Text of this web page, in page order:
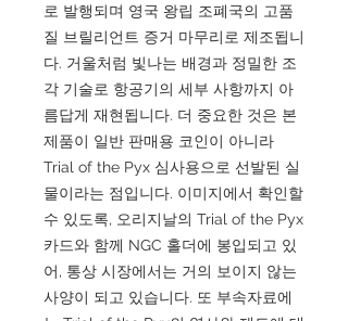
로 발행되며 영국 왕립 조폐국의 고품
질 브릴리언트 증거 마무리로 제조됩니
다. 거울처럼 빛나는 배경과 정밀한 조
각 기술로 항공기의 세부 사항까지 아
름답게 재현됩니다. 더 중요한 것은 본
제품이 일반 판매용 코인이 아니라
Trial of the Pyx 심사용으로 선발된 실
물이라는 점입니다. 이미지에서 확인할
수 있도록, 오리지날의 Trial of the Pyx
카드와 함께 NGC 홀더에 봉입되고 있
어, 통상 시장에서는 거의 보이지 않는
사양이 되고 있습니다. 또 부속자료에